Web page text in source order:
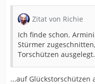
Zitat von Richie
Ich finde schon.
Stürmer
Torschützen
...auf Glückstorschützen